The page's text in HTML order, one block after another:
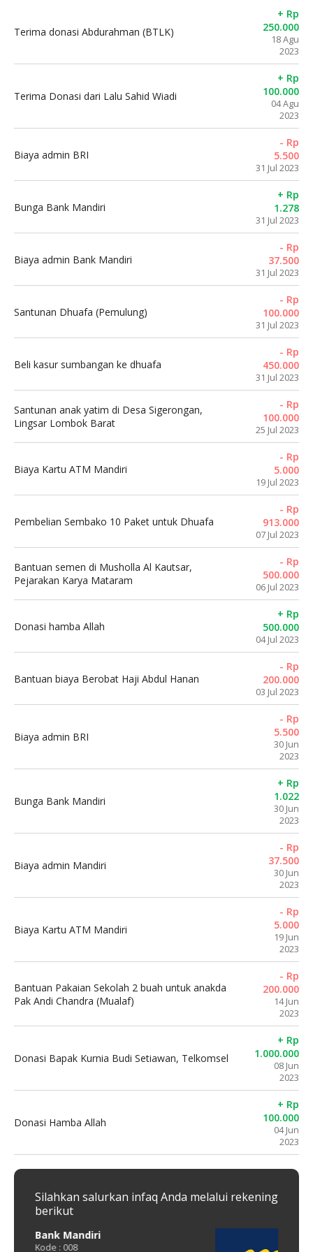
Terima donasi Abdurahman (BTLK)
+ Rp
250.000
18 Agu
2023
Terima Donasi dari Lalu Sahid Wiadi
+ Rp
100.000
04 Agu
2023
Biaya admin BRI
- Rp
5.500
31 Jul 2023
Bunga Bank Mandiri
+ Rp
1.278
31 Jul 2023
Biaya admin Bank Mandiri
- Rp
37.500
31 Jul 2023
Santunan Dhuafa (Pemulung)
- Rp
100.000
31 Jul 2023
Beli kasur sumbangan ke dhuafa
- Rp
450.000
31 Jul 2023
Santunan anak yatim di Desa Sigerongan,
Lingsar Lombok Barat
- Rp
100.000
25 Jul 2023
Biaya Kartu ATM Mandiri
- Rp
5.000
19 Jul 2023
Pembelian Sembako 10 Paket untuk Dhuafa
- Rp
913.000
07 Jul 2023
Bantuan semen di Musholla Al Kautsar,
Pejarakan Karya Mataram
- Rp
500.000
06 Jul 2023
Donasi hamba Allah
+ Rp
500.000
04 Jul 2023
Bantuan biaya Berobat Haji Abdul Hanan
- Rp
200.000
03 Jul 2023
Biaya admin BRI
- Rp
5.500
30 Jun
2023
Bunga Bank Mandiri
+ Rp
1.022
30 Jun
2023
Biaya admin Mandiri
- Rp
37.500
30 Jun
2023
Biaya Kartu ATM Mandiri
- Rp
5.000
19 Jun
2023
Bantuan Pakaian Sekolah 2 buah untuk anakda
Pak Andi Chandra (Mualaf)
- Rp
200.000
14 Jun
2023
Donasi Bapak Kurnia Budi Setiawan, Telkomsel
+ Rp
1.000.000
08 Jun
2023
Donasi Hamba Allah
+ Rp
100.000
04 Jun
2023
Silahkan salurkan infaq Anda melalui rekening
berikut
Bank Mandiri
Kode : 008